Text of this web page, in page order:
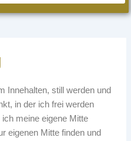
Innehalten, still werden und
in der ich frei werden
meine eigene Mitte
eigenen Mitte finden und